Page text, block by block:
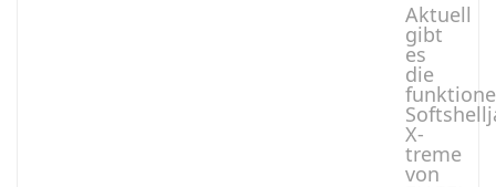
Aktuell
gibt
es
die
X-
treme
von